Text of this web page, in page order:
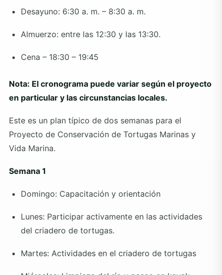
Desayuno: 6:30 a. m. – 8:30 a. m.
Almuerzo: entre las 12:30 y las 13:30.
Cena – 18:30 – 19:45
Nota: El cronograma puede variar según el proyecto
en particular y las circunstancias locales.
Este es un plan típico de dos semanas para el
Proyecto de Conservación de Tortugas Marinas y
Vida Marina.
Semana 1
Domingo: Capacitación y orientación
Lunes: Participar activamente en las actividades
del criadero de tortugas.
Martes: Actividades en el criadero de tortugas